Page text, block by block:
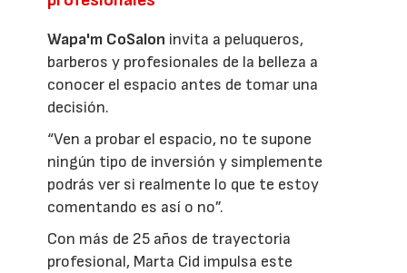
Wapa'm CoSalon invita a peluqueros,
barberos y profesionales de la belleza a
conocer el espacio antes de tomar una
decisión.
“Ven a probar el espacio, no te supone
ningún tipo de inversión y simplemente
podrás ver si realmente lo que te estoy
comentando es así o no”.
Con más de 25 años de trayectoria
profesional, Marta Cid impulsa este